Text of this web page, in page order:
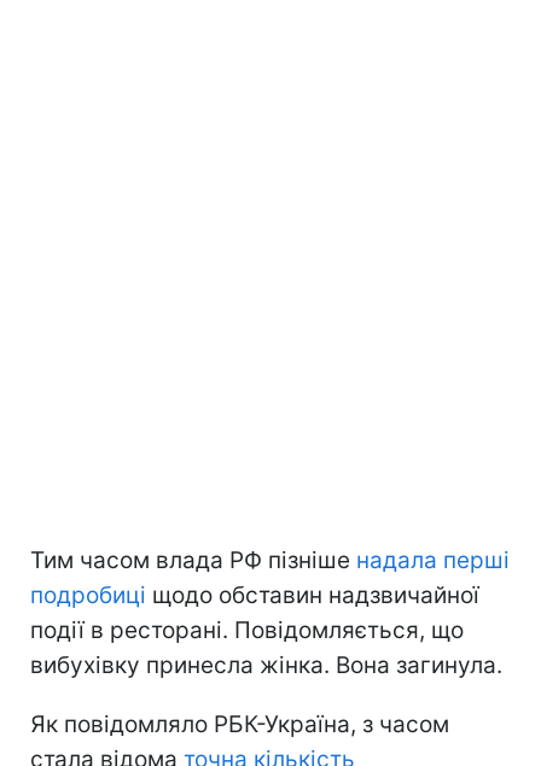
Тим часом влада РФ пізніше надала перші
подробиці щодо обставин надзвичайної
події в ресторані. Повідомляється, що
вибухівку принесла жінка. Вона загинула.
Як повідомляло РБК-Україна, з часом
стала відома точна кількість